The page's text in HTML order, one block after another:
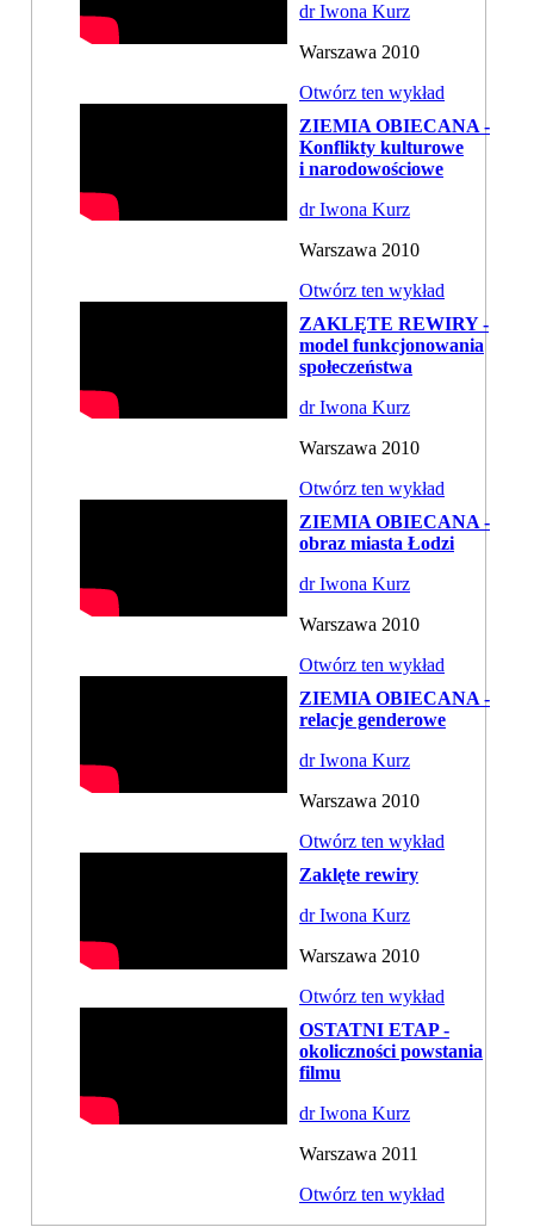
dr Iwona Kurz
Warszawa 2010
Otwórz ten wykład
ZIEMIA OBIECANA -
Konflikty kulturowe
i narodowościowe
dr Iwona Kurz
Warszawa 2010
Otwórz ten wykład
ZAKLĘTE REWIRY -
model funkcjonowania
społeczeństwa
dr Iwona Kurz
Warszawa 2010
Otwórz ten wykład
ZIEMIA OBIECANA -
obraz miasta Łodzi
dr Iwona Kurz
Warszawa 2010
Otwórz ten wykład
ZIEMIA OBIECANA -
relacje genderowe
dr Iwona Kurz
Warszawa 2010
Otwórz ten wykład
Zaklęte rewiry
dr Iwona Kurz
Warszawa 2010
Otwórz ten wykład
OSTATNI ETAP -
okoliczności powstania
filmu
dr Iwona Kurz
Warszawa 2011
Otwórz ten wykład